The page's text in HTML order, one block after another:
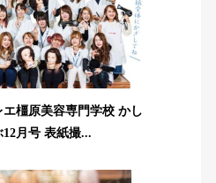
エ橿原美容専門学校 かし
12月号 表紙撮...